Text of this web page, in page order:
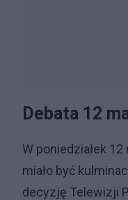
Debata 12
W poniedziałek
miało być
decyzję Telewizji